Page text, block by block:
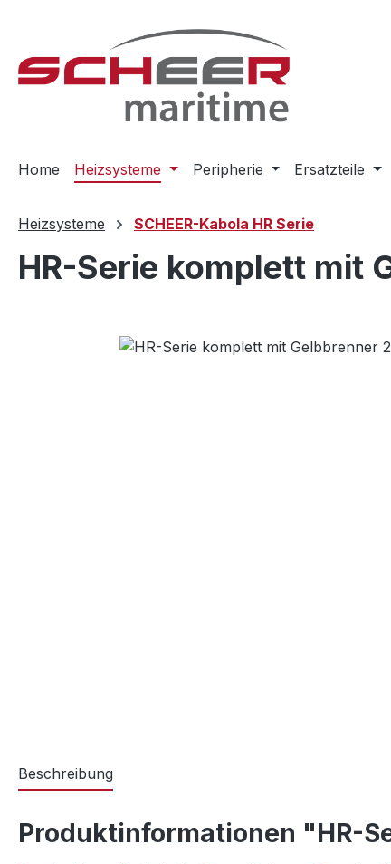
Home Heizsysteme Peripherie Ersatzteile
Heizsysteme SCHEER-Kabola HR Serie
HR-Serie komplett mit
Bildergalerie überspringen
Beschreibung
Produktinformationen "HR-